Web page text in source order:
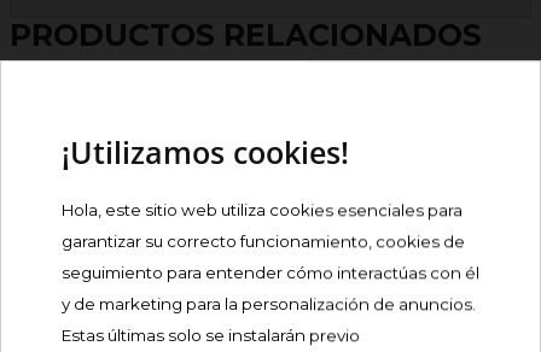
PRODUCTOS RELACIONADOS
PROTECTORA
Precio
8,91 €
Comprar
AVENE CICALFATE+
¡Utilizamos cookies!
Hola, este sitio web utiliza cookies esenciales para
garantizar su correcto funcionamiento, cookies de
seguimiento para entender cómo interactúas con él
y de marketing para la personalización de anuncios.
Estas últimas solo se instalarán previo